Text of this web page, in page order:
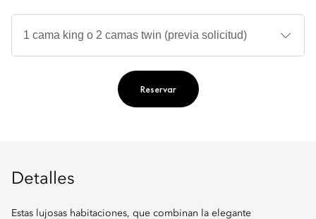
Reservar
Detalles
Estas lujosas habitaciones, que combinan la elegante